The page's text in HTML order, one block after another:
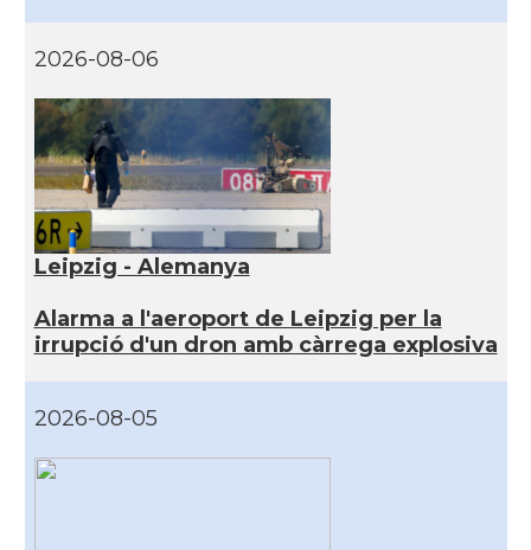
2026-08-06
Leipzig - Alemanya
Alarma a l'aeroport de Leipzig per la
irrupció d'un dron amb càrrega explosiva
2026-08-05